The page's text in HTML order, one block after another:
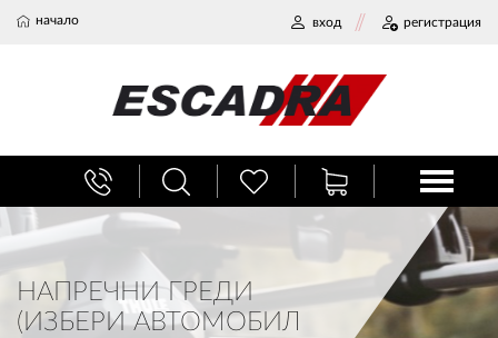
начало вход регистрация
НАПРЕЧНИ ГРЕДИ
(ИЗБЕРИ АВТОМОБИЛ
БАГАЖНИЦИ
ТЕГЛИЧ ЗА КОЛА
ВЕРИГИ ЗА СНЯГ